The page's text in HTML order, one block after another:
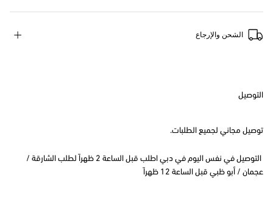
الشحن والإرجاع
التوصيل
توصيل مجاني لجميع الطلبات.
التوصيل في نفس اليوم في دبي اطلب قبل الساعة 2 ظهراً لطلب الشارقة /
عجمان / أبو ظبي قبل الساعة 12 ظهراً